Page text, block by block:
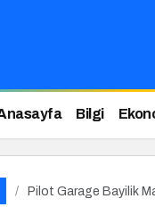
Bilgi
Pilot Garage Bayilik